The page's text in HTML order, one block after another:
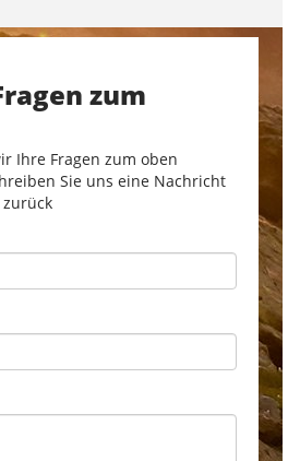
zum
Ihre Fragen zum oben
Sie uns eine Nachricht